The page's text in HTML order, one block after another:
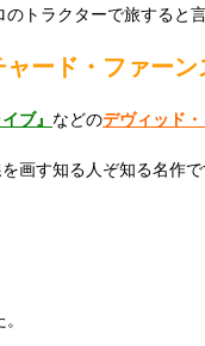
トラクターで旅すると言
ード・ファーン
ブ』 などのデヴィッド
画す知る人ぞ知る名作で